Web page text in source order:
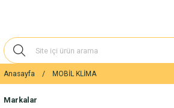
Anasayfa MOBİL KLİMA
Markalar